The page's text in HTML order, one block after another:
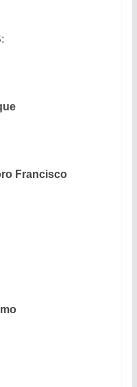
Francisco